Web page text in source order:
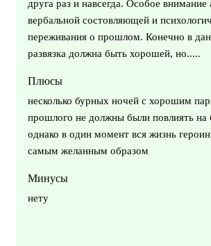
друга раз и навсегда. Особое внимание
вербальной состовляющей и
переживания о прошлом. Конечно в
развязка должна быть хорошей, но.....
Плюсы
несколько бурных ночей с хорошим
прошлого не должны были повлиять на
однако в один момент вся жизнь
самым желанным образом
Минусы
нету